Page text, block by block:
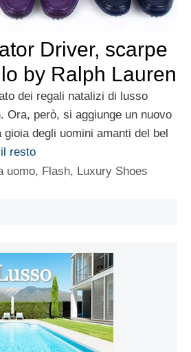
Driver, scarpe
by Ralph Lauren
dei regali natalizi di lusso
Ora, però, si aggiunge un nuovo
degli uomini amanti del bel
resto
uomo, Flash, Luxury Shoes